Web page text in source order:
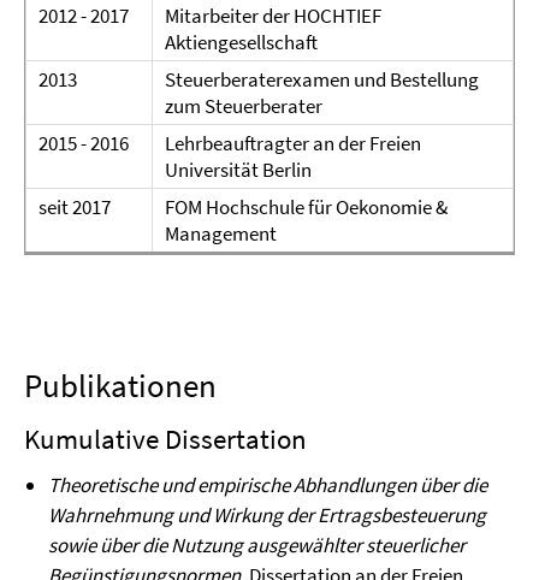
2012 - 2017
Mitarbeiter der HOCHTIEF
Aktiengesellschaft
2013
Steuerberaterexamen und Bestellung
zum Steuerberater
2015 - 2016
Lehrbeauftragter an der Freien
Universität Berlin
seit 2017
FOM Hochschule für Oekonomie &
Management
Publikationen
Kumulative Dissertation
Theoretische und empirische Abhandlungen über die
Wahrnehmung und Wirkung der Ertragsbesteuerung
sowie über die Nutzung ausgewählter steuerlicher
Begünstigungsnormen, Dissertation an der Freien